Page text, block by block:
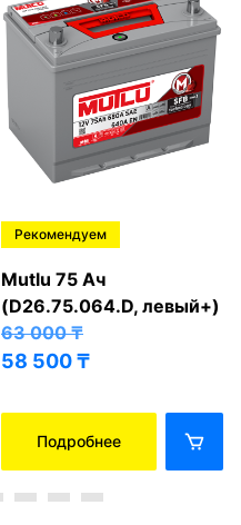
Рекомендуем
Mutlu 75 Ач
(D26.75.064.D, левый+)
63 000₸
58 500₸
Подробнее